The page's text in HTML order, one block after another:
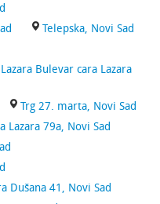
Telepska, Novi Sad
Bulevar cara Lazara
Trg 27. marta, Novi Sad
Lazara 79a, Novi Sad
Dušana 41, Novi Sad